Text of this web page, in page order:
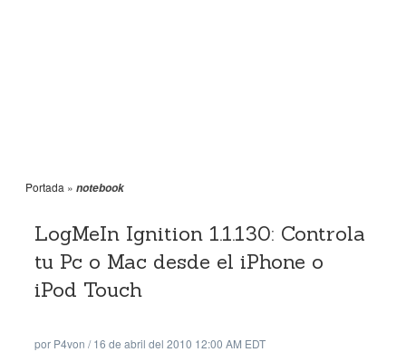
Portada » notebook
LogMeIn Ignition 1.1.130: Controla
tu Pc o Mac desde el iPhone o
iPod Touch
por P4von /16 de abril del 2010 12:00 AM EDT